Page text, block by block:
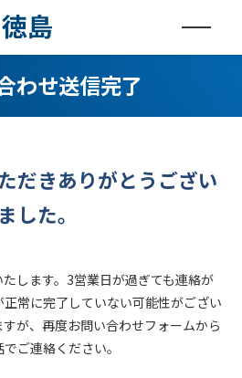
わせ送信完了
だきありがとうござい
ました。
します。3営業日が過ぎても連絡が
常に完了していない可能性がござい
が、再度お問い合わせフォームから
ご連絡ください。